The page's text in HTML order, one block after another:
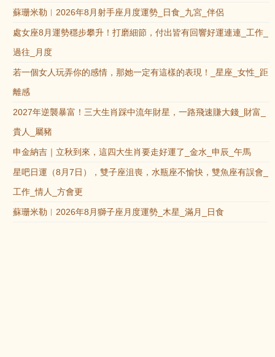
蘇珊米勒︱2026年8月射手座月度運勢_日食_九宮_伴侶
處女座8月運勢穩步攀升！打磨細節，付出皆有回響好運連連_工作_
過往_月度
若一個女人玩弄你的感情，那她一定有這樣的表現！_星座_女性_距
離感
2027年逆襲暴富！三大生肖踩中流年財星，一路飛速賺大錢_財富_
貴人_屬豬
申金納吉｜立秋到來，這四大生肖要走好運了_金水_申辰_午馬
星吧日運（8月7日），雙子座沮喪，水瓶座不愉快，雙魚座有誤會_
工作_情人_方會更
蘇珊米勒︱2026年8月獅子座月度運勢_木星_滿月_日食